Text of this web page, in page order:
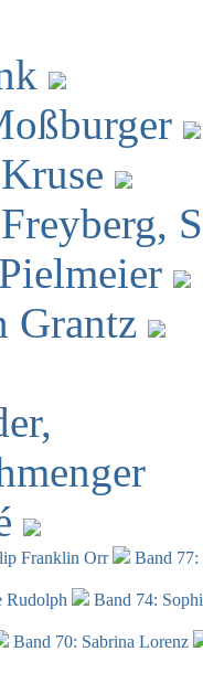
Grantz
Franklin Orr
Band
Rudolph
Band 74:
Band 70: Sabrina Lorenz